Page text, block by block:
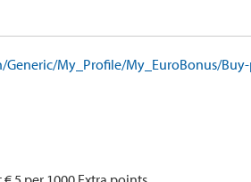
Generic/My_Profile/My_EuroBonus/